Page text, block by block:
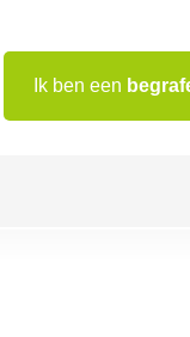
Ik ben een